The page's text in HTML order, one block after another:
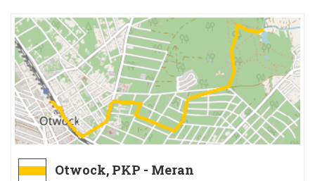
Otwock, PKP - Meran